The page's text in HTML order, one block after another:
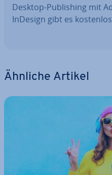
Desktop-Pu­bli­shing mit
InDesign gibt es
Ähnliche Artikel